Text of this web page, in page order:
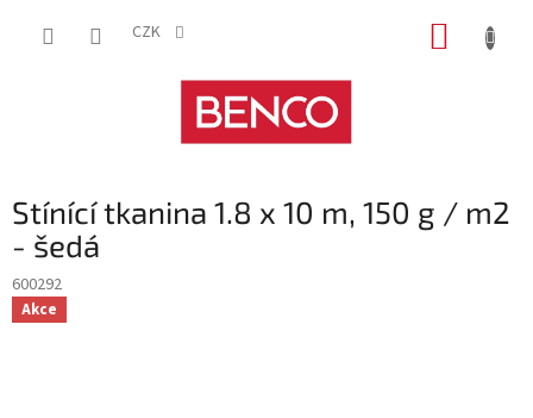
CZK
Stínící tkanina 1.8 x 10 m, 150 g / m2
- šedá
600292
Akce